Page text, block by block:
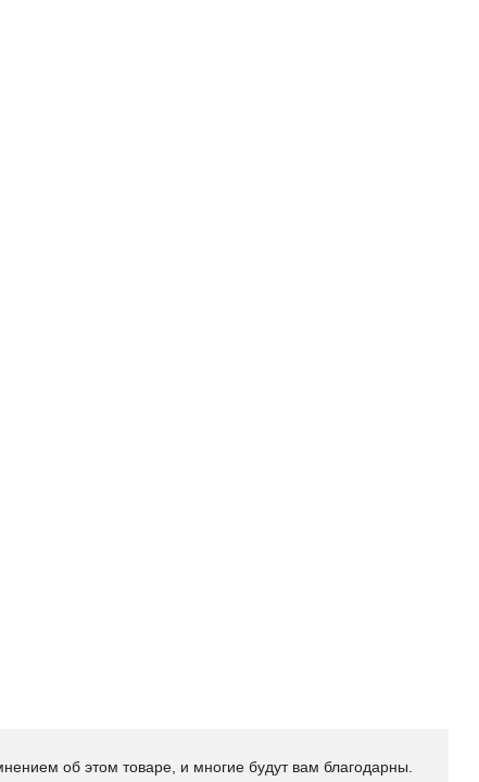
об этом товаре, и многие будут вам благодарны.